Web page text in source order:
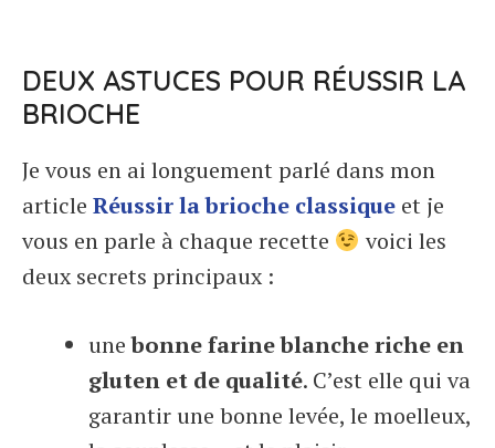
DEUX ASTUCES POUR RÉUSSIR LA
BRIOCHE
Je vous en ai longuement parlé dans mon
article Réussir la brioche classique et je
vous en parle à chaque recette
voici les
deux secrets principaux :
unebonne farine blanche riche en
gluten et de qualité. C’est elle qui va
garantir une bonne levée, le moelleux,